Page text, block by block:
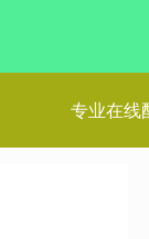
专业在线